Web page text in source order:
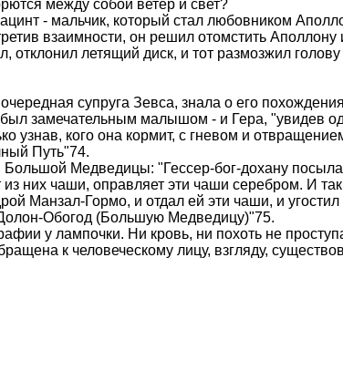
между собой ветер и свет?
- мальчик, который стал любовником
взаимности, он решил отомстить
летящий диск, и тот размозжил
супруга Зевса, знала о его
замечательным малышом - и Гера, "увидев
узнав, кого она кормит, с гневом и
Путь"74.
Медведицы: "Гессер-бог-дохану
них чаши, оправляет эти чаши серебром. И
Манзал-Гормо, и отдал ей эти чаши, и
Обогод (Большую Медведицу)"75.
у лампочки. Ни кровь, ни похоть не
к человеческому лицу, взгляду,